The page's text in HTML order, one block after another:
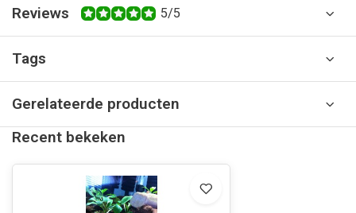
Reviews 5/5
Tags
Gerelateerde producten
Recent bekeken